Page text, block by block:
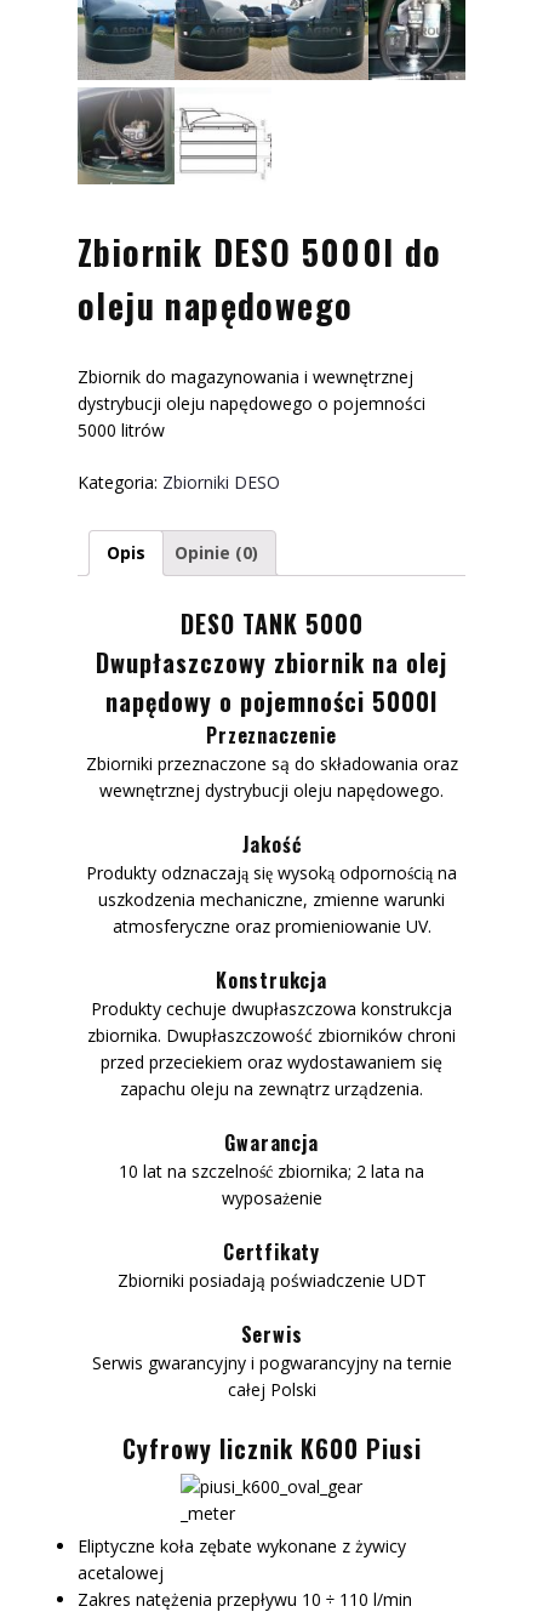
Zbiornik DESO 5000l do
oleju napędowego
Zbiornik do magazynowania i wewnętrznej
dystrybucji oleju napędowego o pojemności
5000 litrów
Kategoria: Zbiorniki DESO
Opis Opinie (0)
DESO TANK 5000
Dwupłaszczowy zbiornik na olej
napędowy o pojemności 5000l
Przeznaczenie
Zbiorniki przeznaczone są do składowania oraz
wewnętrznej dystrybucji oleju napędowego.
Jakość
Produkty odznaczają się wysoką odpornością na
uszkodzenia mechaniczne, zmienne warunki
atmosferyczne oraz promieniowanie UV.
Konstrukcja
Produkty cechuje dwupłaszczowa konstrukcja
zbiornika. Dwupłaszczowość zbiorników chroni
przed przeciekiem oraz wydostawaniem się
zapachu oleju na zewnątrz urządzenia.
Gwarancja
10 lat na szczelność zbiornika; 2 lata na
wyposażenie
Certfikaty
Zbiorniki posiadają poświadczenie UDT
Serwis
Serwis gwarancyjny i pogwarancyjny na ternie
całej Polski
Cyfrowy licznik K600 Piusi
Eliptyczne koła zębate wykonane z żywicy
acetalowej
Zakres natężenia przepływu 10 ÷ 110 l/min